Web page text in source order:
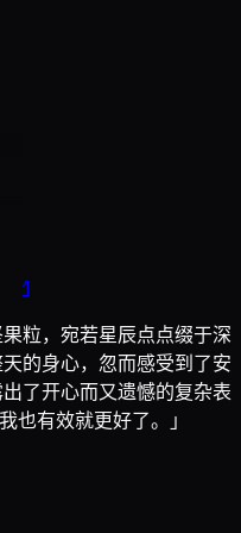
1
粒，宛若星辰点点缀于深
的身心，忽而感受到了安
了开心而又遗憾的复杂表
有效就更好了。」